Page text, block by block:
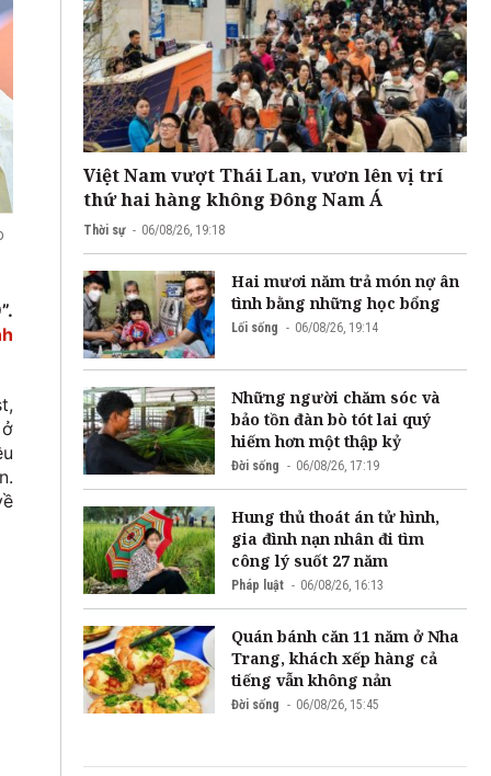
Việt Nam vượt Thái Lan, vươn lên vị trí
thứ hai hàng không Đông Nam Á
Thời sự 06/08/26, 19:18
Hai mươi năm trả món nợ ân
tình bằng những học bổng
Lối sống 06/08/26, 19:14
Những người chăm sóc và
bảo tồn đàn bò tót lai quý
hiếm hơn một thập kỷ
Đời sống 06/08/26, 17:19
Hung thủ thoát án tử hình,
gia đình nạn nhân đi tìm
công lý suốt 27 năm
Pháp luật 06/08/26, 16:13
Quán bánh căn 11 năm ở Nha
Trang, khách xếp hàng cả
tiếng vẫn không nản
Đời sống 06/08/26, 15:45